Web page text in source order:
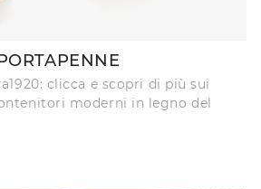
clicca e scopri di più sui
moderni in legno del